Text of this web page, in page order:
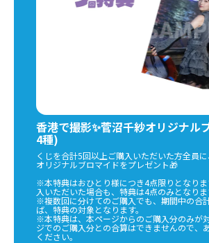
香港で撮影✨️菅沼千紗オリジナル
4種)
くじを合計5回以上ご購入いただいた方全員
オリジナルブロマイドをプレゼント🎁
※本特典はおひとり様につき4点限りとなり
入いただいた場合も、特典は4点のみとなりま
※複数回に分けてのご購入でも、期間中の合
ば、特典の対象となります。
※本特典は、本ページからのご購入分のみが
ジでのご購入分との合算はできませんので、
ください。